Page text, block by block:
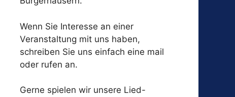
Wenn Sie Interesse an einer
Veranstaltung mit uns haben,
schreiben Sie uns einfach eine mail
oder rufen an.
Gerne spielen wir unsere Lied-